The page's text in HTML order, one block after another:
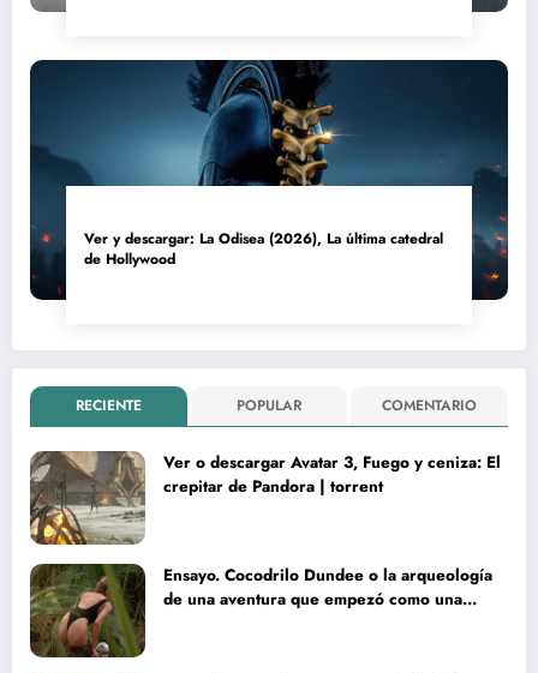
Ver y descargar: La Odisea (2026), La última catedral
de Hollywood
RECIENTE POPULAR COMENTARIO
Ver o descargar Avatar 3, Fuego y ceniza: El
crepitar de Pandora | torrent
Ensayo. Cocodrilo Dundee o la arqueología
de una aventura que empezó como una